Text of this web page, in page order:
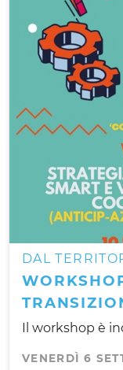
DAL
Il workshop è
VENERDÌ 6